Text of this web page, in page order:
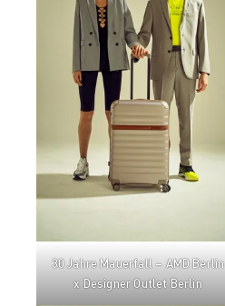
30 Jahre Mauerfall – AMD Berlin
x Designer Outlet Berlin